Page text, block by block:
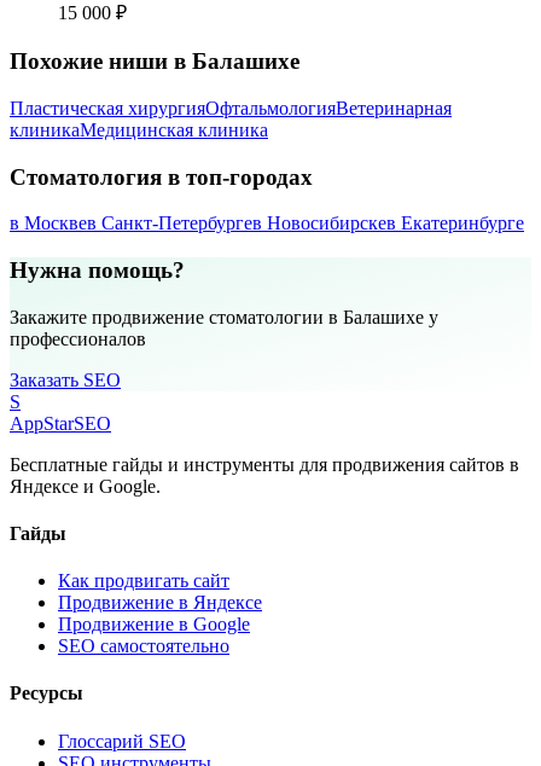
15 000 ₽
Похожие ниши в Балашихе
Пластическая хирургияОфтальмологияВетеринарная
клиникаМедицинская клиника
Стоматология в топ-городах
в Москвев Санкт-Петербургев Новосибирскев Екатеринбурге
Нужна помощь?
Закажите продвижение стоматологии в Балашихе у
профессионалов
Заказать SEO
S
AppStarSEO
Бесплатные гайды и инструменты для продвижения сайтов в
Яндексе и Google.
Гайды
Как продвигать сайт
Продвижение в Яндексе
Продвижение в Google
SEO самостоятельно
Ресурсы
Глоссарий SEO